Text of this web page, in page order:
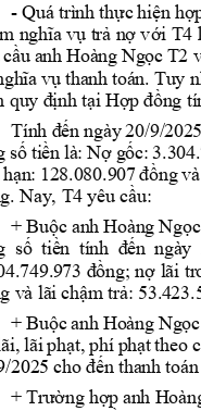
- Quá trình thực hiện hợ
nghĩa vụ trả nợ với T4
cầu anh Hoàng Ngọc T2
a vụ thanh toán. Tuy
quy định tại Hợp đồng
Tính đến ngày 20/9/2
số tiền là: Nợ gốc:
hạn: 128.080.907 đồng v
Nay, T4 yêu cầu:
+ Buộc anh Hoàng
số tiền tính đến ngày
973 đồng; nợ lãi
và lãi chậm trả: 53.
+ Buộc anh Hoàng Ng
lãi phạt, phí phạt theo
2025 cho đến thanh
+ Trường hợp anh